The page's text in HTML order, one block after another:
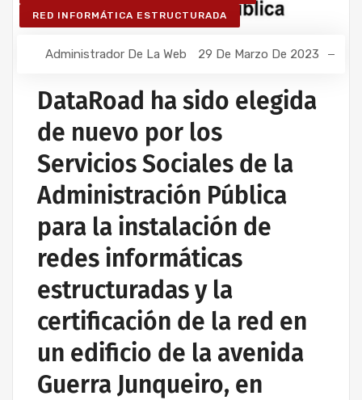
RED INFORMÁTICA ESTRUCTURADA
Administrador De La Web 29 De Marzo De 2023
DataRoad ha sido elegida
de nuevo por los
Servicios Sociales de la
Administración Pública
para la instalación de
redes informáticas
estructuradas y la
certificación de la red en
un edificio de la avenida
Guerra Junqueiro, en